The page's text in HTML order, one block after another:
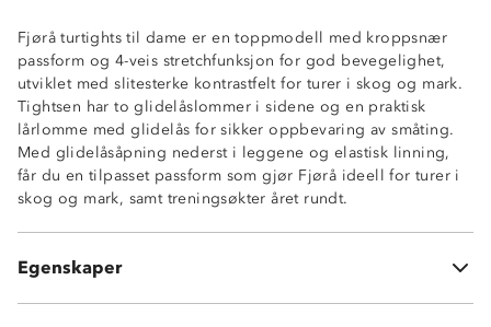
Fjørå turtights til dame er en toppmodell med kroppsnær
passform og 4-veis stretchfunksjon for god bevegelighet,
utviklet med slitesterke kontrastfelt for turer i skog og mark.
Tightsen har to glidelåslommer i sidene og en praktisk
lårlomme med glidelås for sikker oppbevaring av småting.
Med glidelåsåpning nederst i leggene og elastisk linning,
får du en tilpasset passform som gjør Fjørå ideell for turer i
skog og mark, samt treningsøkter året rundt.
Egenskaper
Toppmodell
4-veisstretch
Slitesterke kontrastfelt
Kroppsnær passform
2 glidelåslommer i sidene
Elastisk linning